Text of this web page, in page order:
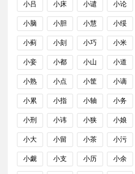
小吕 小床 小谴 小论
小脑 小胆 小慧 小绥
小蓟 小刻 小巧 小米
小妾 小都 小山 小道
小熟 小点 小筐 小谪
小累 小指 小轴 小务
小刑 小讳 小狭 小娘
小大 小留 小茶 小污
小觑 小支 小历 小余